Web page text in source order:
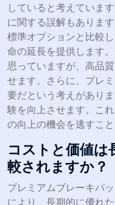
していると考えていま
に関する誤解もありま
標準オプションと比較
命の延長を提供します
思っていますが、高品
せます。さらに、プレ
要だという考えがあり
験を向上させます。こ
の向上の機会を逃すこと
コストと価値は
較されますか？
プレミアムブレーキパ
により、長期的に優れ